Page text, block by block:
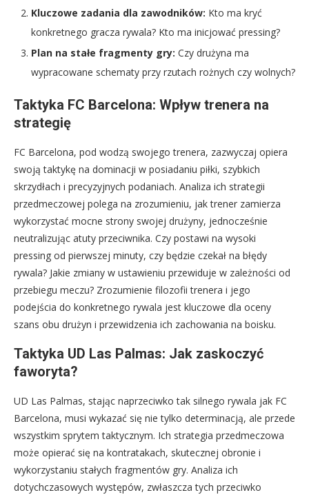
Kluczowe zadania dla zawodników: Kto ma kryć
konkretnego gracza rywala? Kto ma inicjować pressing?
Plan na stałe fragmenty gry: Czy drużyna ma
wypracowane schematy przy rzutach rożnych czy wolnych?
Taktyka FC Barcelona: Wpływ trenera na
strategię
FC Barcelona, pod wodzą swojego trenera, zazwyczaj opiera
swoją taktykę na dominacji w posiadaniu piłki, szybkich
skrzydłach i precyzyjnych podaniach. Analiza ich strategii
przedmeczowej polega na zrozumieniu, jak trener zamierza
wykorzystać mocne strony swojej drużyny, jednocześnie
neutralizując atuty przeciwnika. Czy postawi na wysoki
pressing od pierwszej minuty, czy będzie czekał na błędy
rywala? Jakie zmiany w ustawieniu przewiduje w zależności od
przebiegu meczu? Zrozumienie filozofii trenera i jego
podejścia do konkretnego rywala jest kluczowe dla oceny
szans obu drużyn i przewidzenia ich zachowania na boisku.
Taktyka UD Las Palmas: Jak zaskoczyć
faworyta?
UD Las Palmas, stając naprzeciwko tak silnego rywala jak FC
Barcelona, musi wykazać się nie tylko determinacją, ale przede
wszystkim sprytem taktycznym. Ich strategia przedmeczowa
może opierać się na kontratakach, skutecznej obronie i
wykorzystaniu stałych fragmentów gry. Analiza ich
dotychczasowych występów, zwłaszcza tych przeciwko